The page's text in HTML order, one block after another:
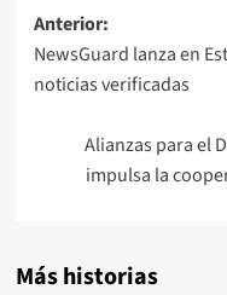
Navegación
de
entradas
Anterior:
NewsGuard lanza en
noticias verificadas
Alianzas para el
impulsa la
Más historias